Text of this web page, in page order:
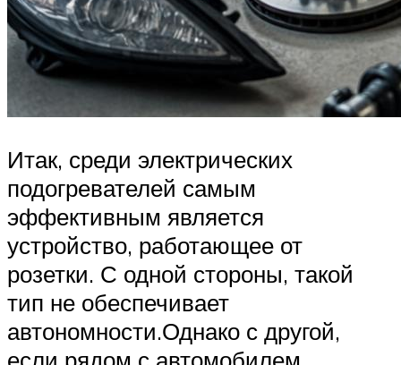
Итак, среди электрических
подогревателей самым
эффективным является
устройство, работающее от
розетки. С одной стороны, такой
тип не обеспечивает
автономности.Однако с другой,